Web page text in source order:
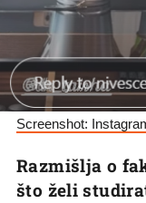
Screenshot:
Razmišlja o
što želi